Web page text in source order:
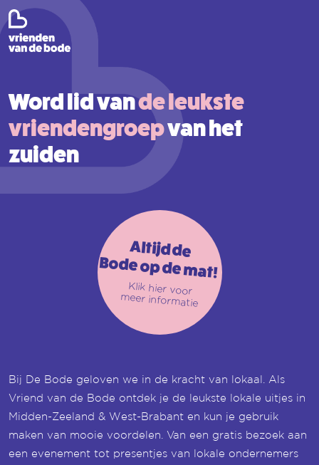
Word lid vande leukste
vriendengroepvan het
zuiden
Altijd de
Bode op de mat!
Klik hier voor
meer informatie
Bij De Bode geloven we in de kracht van lokaal. Als
Vriend van de Bode ontdek je de leukste lokale uitjes in
Midden-Zeeland & West-Brabant en kun je gebruik
maken van mooie voordelen. Van een gratis bezoek aan
een evenement tot presentjes van lokale ondernemers